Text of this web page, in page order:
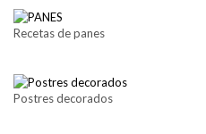
Recetas de panes
Postres decorados